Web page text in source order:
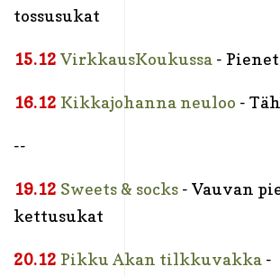
tossusukat
15.12 VirkkausKoukussa -
16.12 Kikkajohanna neuloo -
--
19.12 Sweets & socks - Vauvan
kettusukat
20.12 Pikku Akan tilkkuvakka -